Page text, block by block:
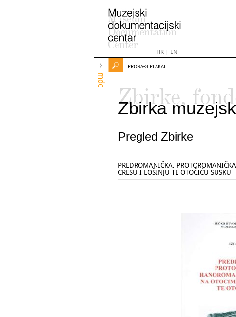
HR| EN
mdc
PRONAĐI PLAKAT
Zbirke,
Zbirka
Pregled Zbirke
PREDROMANIČKA,
CRESU I LOŠINJU TE OTOČIĆU SUSKU